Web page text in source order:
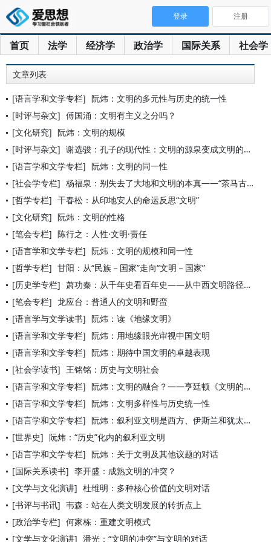
首页 法学 经济学 政治学 国际关系 社会学
登录 注册
文章列表
[语言学和文学专栏] 阮炜：文明的多元性与历史的统一性
[时评与杂文] 傅国涌：文明有主义之分吗？
[文化研究] 阮炜：文明的规模
[时评与杂文] 谢选骏：孔子的现代性：文明的源泉变成文明的陷阱
[语言学和文学专栏] 阮炜：文明的同一性
[社会学专栏] 杨福泉：别失去了大地和文明的本真——“茶马古道”行旅有感
[哲学专栏] 干春松：从印地安人的命运反思“文明”
[文化研究] 阮炜：文明的性格
[笔会专栏] 陈行之：人性·文明·责任
[语言学和文学专栏] 阮炜：文明的规模和同一性
[哲学专栏] 甘阳：从“民族－国家”走向“文明－国家”
[历史学专栏] 萧功秦：从千年史看百年史——从中西文明路径比较看当代中国转型
[笔会专栏] 龙应台：普通人的文明和野蛮
[语言学与文学读书] 阮炜：读《地缘文明》
[语言学和文学专栏] 阮炜：用地缘眼光审视中国文明
[语言学和文学专栏] 阮炜：期待中国文明的卓越表现
[社会学读书] 王铭铭：历史与文明社会
[语言学和文学专栏] 阮炜：文明的融合？——亨廷顿《文明的冲突》引起的思考
[语言学和文学专栏] 阮炜：文明多样性与历史统一性
[语言学和文学专栏] 阮炜：叙利亚文明是西方、伊斯兰和犹太文明的共同源头
[世界史] 阮炜：“历史”化内的叙利亚文明
[语言学和文学专栏] 阮炜：关于文明及其他议题的对话
[国际关系读书] 李开盛：成熟文明的冲突？
[文学与文化演讲] 杜维明：多种核心价值的文明对话
[书评与书讯] 韦森：站在人类文明发展的转折点上
[政治学专栏] 何家栋：重建文明模式
[文学与文化演讲] 潘光：“文明的冲突”与文明的对话